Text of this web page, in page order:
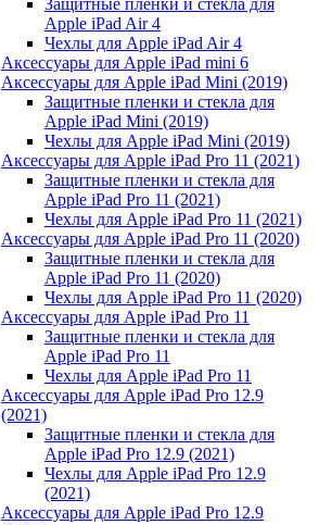
Apple iPad Air 4
Чехлы для Apple iPad Air 4
Аксессуары для Apple iPad mini 6
Аксессуары для Apple iPad Mini (2019)
Защитные пленки и стекла для
Apple iPad Mini (2019)
Чехлы для Apple iPad Mini (2019)
Аксессуары для Apple iPad Pro 11 (2021)
Защитные пленки и стекла для
Apple iPad Pro 11 (2021)
Чехлы для Apple iPad Pro 11 (2021)
Аксессуары для Apple iPad Pro 11 (2020)
Защитные пленки и стекла для
Apple iPad Pro 11 (2020)
Чехлы для Apple iPad Pro 11 (2020)
Аксессуары для Apple iPad Pro 11
Защитные пленки и стекла для
Apple iPad Pro 11
Чехлы для Apple iPad Pro 11
Аксессуары для Apple iPad Pro 12.9
(2021)
Защитные пленки и стекла для
Apple iPad Pro 12.9 (2021)
Чехлы для Apple iPad Pro 12.9
(2021)
Аксессуары для Apple iPad Pro 12.9